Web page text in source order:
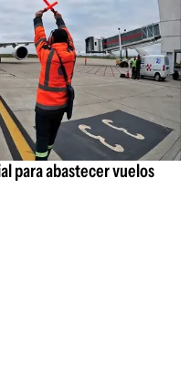
para abastecer vuelos